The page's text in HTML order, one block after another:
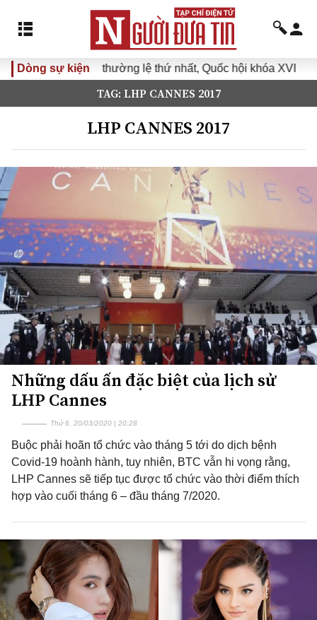
Dòng sự kiện
không thường lệ thứ nhất, Quốc hội khóa XVI Đưa
TAG: LHP CANNES 2017
LHP CANNES 2017
Những dấu ấn đặc biệt của lịch sử
LHP Cannes
Thứ 6, 20/03/2020 | 20:28
Buộc phải hoãn tổ chức vào tháng 5 tới do dịch bệnh
Covid-19 hoành hành, tuy nhiên, BTC vẫn hi vọng rằng,
LHP Cannes sẽ tiếp tục được tổ chức vào thời điểm thích
hợp vào cuối tháng 6 – đầu tháng 7/2020.